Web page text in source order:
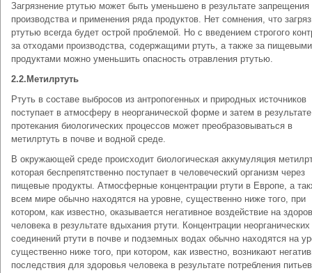
Загрязнение ртутью может быть уменьшено в результате запрещения
производства и применения ряда продуктов. Нет сомнения, что
ртутью всегда будет острой проблемой. Но с введением строгого
за отходами производства, содержащими ртуть, а также за пищевыми
продуктами можно уменьшить опасность отравления ртутью.
2.2.Метилртуть
Ртуть в составе выбросов из антропогенных и природных источников
поступает в атмосферу в неорганической форме и затем в результате
протекания биологических процессов может преобразовываться в
метилртуть в почве и водной среде.
В окружающей среде происходит биологическая аккумуляция
которая беспрепятственно поступает в человеческий организм через
пищевые продукты. Атмосферные концентрации ртути в Европе, а
всем мире обычно находятся на уровне, существенно ниже того, при
котором, как известно, оказывается негативное воздействие на
человека в результате вдыхания ртути. Концентрации неорганических
соединений ртути в почве и подземных водах обычно находятся на
существенно ниже того, при котором, как известно, возникают
последствия для здоровья человека в результате потребления